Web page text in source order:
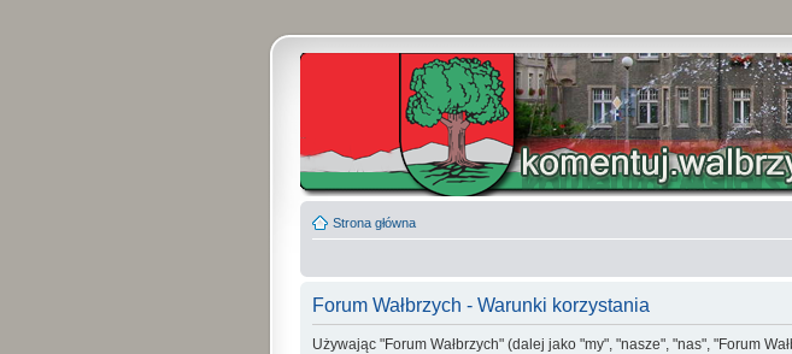
Strona główna
Forum Wałbrzych - Warunki korzystania
Używając "Forum Wałbrzych" (dalej jako "my", "nasze", "nas", "Forum